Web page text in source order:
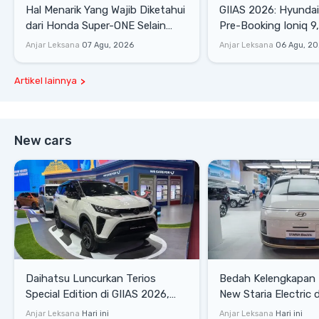
Hal Menarik Yang Wajib Diketahui
dari Honda Super-ONE Selain
Harga
Anjar Leksana 07 Agu, 2026
GIIAS 2026:
Pre-Booking Ioniq
Rp1,49 Miliar
Anjar Leksana 06 Agu,
Artikel lainnya
New cars
Daihatsu Luncurkan Terios
Special Edition di GIIAS 2026,
Stok Terbatas
Anjar Leksana Hari ini
Bedah Kelengkapan
New Staria Electric
yang Dikenalkan di
Anjar Leksana Hari ini